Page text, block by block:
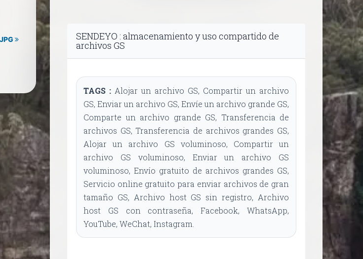
SENDEYO : almacenamiento y uso compartido de
archivos GS
TAGS : Alojar un archivo GS, Compartir un archivo
GS, Enviar un archivo GS, Envíe un archivo grande GS,
Comparte un archivo grande GS, Transferencia de
archivos GS, Transferencia de archivos grandes GS,
Alojar un archivo GS voluminoso, Compartir un
archivo GS voluminoso, Enviar un archivo GS
voluminoso, Envío gratuito de archivos grandes GS,
Servicio online gratuito para enviar archivos de gran
tamaño GS, Archivo host GS sin registro, Archivo
host GS con contraseña, Facebook, WhatsApp,
YouTube, WeChat, Instagram.